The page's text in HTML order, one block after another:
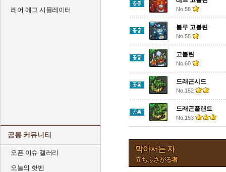
레어 에그 시뮬레이터
공통 커뮤니티
오픈 이슈 갤러리
오늘의 핫벤
No.56
블루 고블린
No.58
고블린
No.60
드래곤시드
No.152
드래곤플랜트
No.153
막아서는 자
立ちふさがる者